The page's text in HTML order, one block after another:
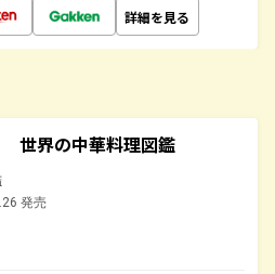
詳細を見る
世界の中華料理図鑑
発売